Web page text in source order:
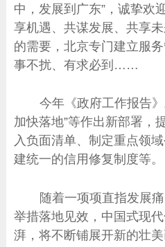
中，发展到广东”，诚挚欢
享机遇、共谋发展、共享
的需要，北京专门建立服
事不扰、有求必到……
今年《政府工作报告
加快落地”等作出新部署，
入负面清单、制定重点领
建统一的信用修复制度等。
随着一项项直指发展
举措落地见效，中国式现
湃，将不断铺展开新的壮美